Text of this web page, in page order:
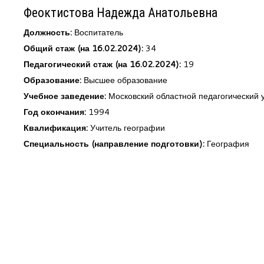
Феоктистова Надежда Анатольевна
Должность: Воспитатель
Общий стаж (на 16.02.2024): 34
Педагогический стаж (на 16.02.2024): 19
Образование: Высшее образование
Учебное заведение: Московский областной педагогический
Год окончания: 1994
Квалификация:Учитель географии
Специальность (направление подготовки): География